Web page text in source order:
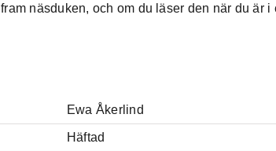
näsduken, och om du läser den när du är i
Ewa Åkerlind
Häftad